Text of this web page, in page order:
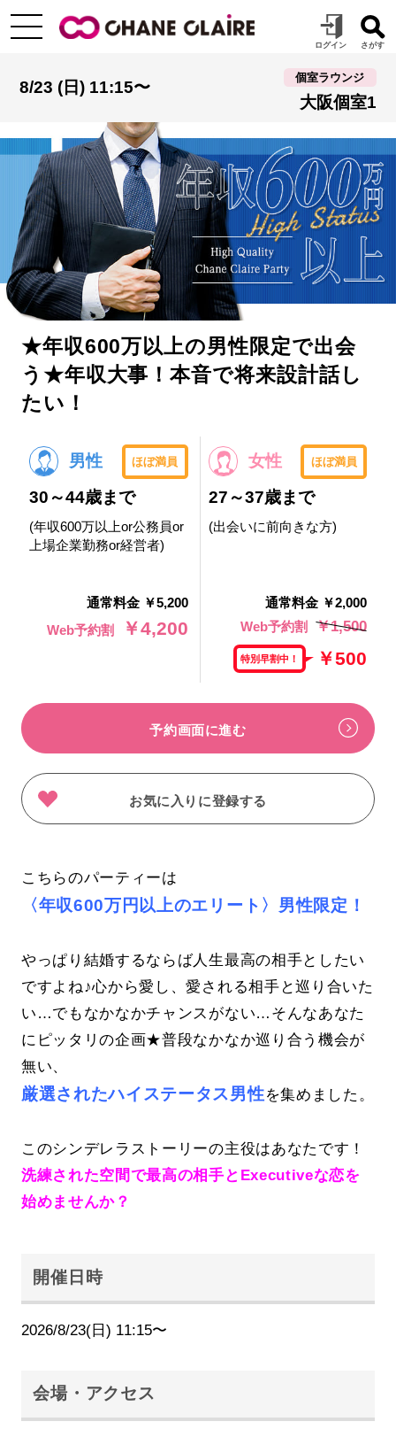
8/23 (日) 11:15〜
個室ラウンジ
大阪個室1
★年収600万以上の男性限定で出会
う★年収大事！本音で将来設計話し
たい！
男性 ほぼ満員
30～44歳まで
(年収600万以上or公務員or
上場企業勤務or経営者)
通常料金 ￥5,200
Web予約割
￥4,200
女性 ほぼ満員
27～37歳まで
(出会いに前向きな方)
通常料金 ￥2,000
Web予約割
￥1,500
特別早割中！ ￥500
予約画面に進む
お気に入りに登録する
こちらのパーティーは
〈年収600万円以上のエリート〉男性限定！
やっぱり結婚するならば人生最高の相手としたい
ですよね♪心から愛し、愛される相手と巡り合いた
い…でもなかなかチャンスがない…そんなあなた
にピッタリの企画★普段なかなか巡り合う機会が
無い、
厳選されたハイステータス男性を集めました。
このシンデレラストーリーの主役はあなたです！
洗練された空間で最高の相手とExecutiveな恋を
始めませんか？
開催日時
2026/8/23(日) 11:15〜
会場・アクセス